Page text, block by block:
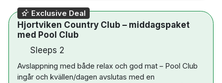
utomhuspooler
6 barer – 2 utomhus och 4 inomhus
2 restauranger
Natursköna vandringsleder
Naturnära läge vid Västra Nedsjön
Exclusive Deal
Hjortviken Country Club – middagspaket
med Pool Club
Sleeps 2
Avslappning med både relax och god mat – Pool Club
ingår och kvällen/dagen avslutas med en